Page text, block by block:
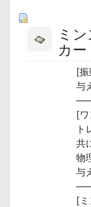
ミ
カー
[
与
[
ト
共
物
与
[